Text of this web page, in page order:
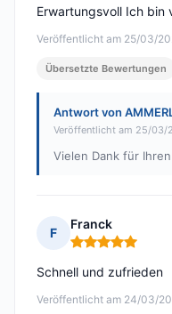
Veröffentlicht am 25/03/
Erwartungsvoll Ich bin
Übersetzte Bewertungen
Antwort von
Veröffentlicht am 25/03/
Vielen Dank für
F
Franck
Hinweis: 5 von 5
Veröffentlicht am 24/03/
Schnell und zufrieden